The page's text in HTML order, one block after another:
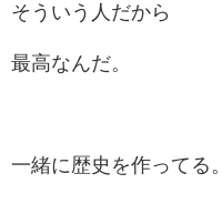
そういう人だから
最高なんだ。
一緒に歴史を作ってる。